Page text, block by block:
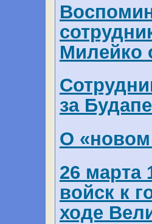
Милейко
за
О «новом
26 марта
войск к
ходе